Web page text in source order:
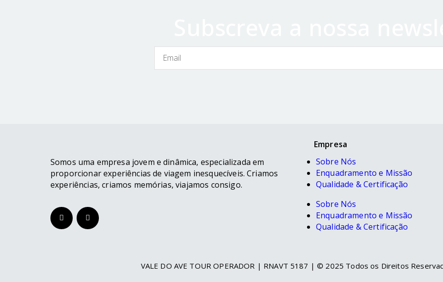
Somos uma empresa jovem e dinâmica, especializada em
proporcionar experiências de viagem inesquecíveis. Criamos
experiências, criamos memórias, viajamos consigo.
Empresa
Sobre Nós
Enquadramento e Missão
Qualidade & Certificação
Sobre Nós
Enquadramento e Missão
Qualidade & Certificação
VALE DO AVE TOUR OPERADOR | RNAVT 5187 | © 2025 Todos os Direitos